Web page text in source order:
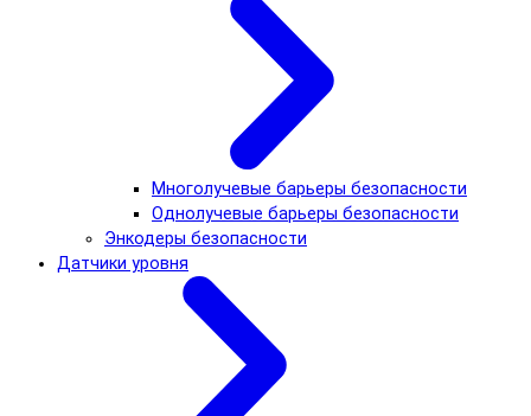
Многолучевые барьеры безопасности
Однолучевые барьеры безопасности
Энкодеры безопасности
Датчики уровня